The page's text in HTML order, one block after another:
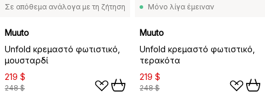
Σε απόθεμα ανάλογα με τη ζήτηση
Muuto
Unfold κρεμαστό φωτιστικό,
μουσταρδί
219 $
248 $
Μόνο λίγα έμειναν
Muuto
Unfold κρεμαστό φωτιστικό,
τερακότα
219 $
248 $